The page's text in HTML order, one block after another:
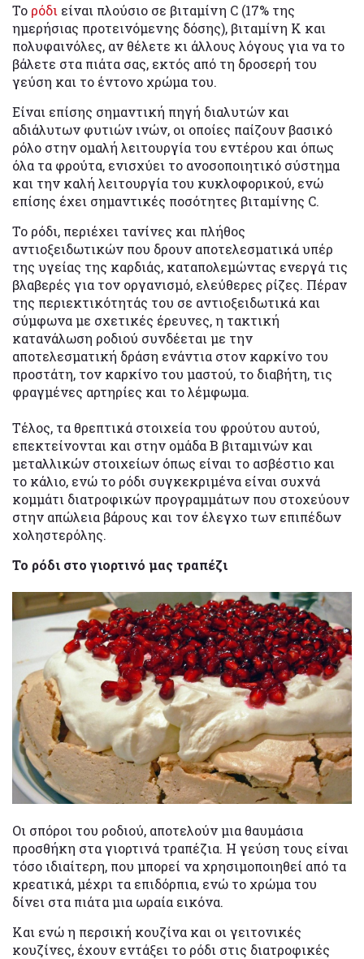
Το ρόδι είναι πλούσιο σε βιταμίνη C (17% της
ημερήσιας προτεινόμενης δόσης), βιταμίνη Κ και
πολυφαινόλες, αν θέλετε κι άλλους λόγους για να το
βάλετε στα πιάτα σας, εκτός από τη δροσερή του
γεύση και το έντονο χρώμα του.
Είναι επίσης σημαντική πηγή διαλυτών και
αδιάλυτων φυτιών ινών, οι οποίες παίζουν βασικό
ρόλο στην ομαλή λειτουργία του εντέρου και όπως
όλα τα φρούτα, ενισχύει το ανοσοποιητικό σύστημα
και την καλή λειτουργία του κυκλοφορικού, ενώ
επίσης έχει σημαντικές ποσότητες βιταμίνης C.
Το ρόδι, περιέχει τανίνες και πλήθος
αντιοξειδωτικών που δρουν αποτελεσματικά υπέρ
της υγείας της καρδιάς, καταπολεμώντας ενεργά τις
βλαβερές για τον οργανισμό, ελεύθερες ρίζες. Πέραν
της περιεκτικότητάς του σε αντιοξειδωτικά και
σύμφωνα με σχετικές έρευνες, η τακτική
κατανάλωση ροδιού συνδέεται με την
αποτελεσματική δράση ενάντια στον καρκίνο του
προστάτη, τον καρκίνο του μαστού, το διαβήτη, τις
φραγμένες αρτηρίες και το λέμφωμα.
Τέλος, τα θρεπτικά στοιχεία του φρούτου αυτού,
επεκτείνονται και στην ομάδα Β βιταμινών και
μεταλλικών στοιχείων όπως είναι το ασβέστιο και
το κάλιο, ενώ το ρόδι συγκεκριμένα είναι συχνά
κομμάτι διατροφικών προγραμμάτων που στοχεύουν
στην απώλεια βάρους και τον έλεγχο των επιπέδων
χοληστερόλης.
Το ρόδι στο γιορτινό μας τραπέζι
Οι σπόροι του ροδιού, αποτελούν μια θαυμάσια
προσθήκη στα γιορτινά τραπέζια. Η γεύση τους είναι
τόσο ιδιαίτερη, που μπορεί να χρησιμοποιηθεί από τα
κρεατικά, μέχρι τα επιδόρπια, ενώ το χρώμα του
δίνει στα πιάτα μια ωραία εικόνα.
Και ενώ η περσική κουζίνα και οι γειτονικές
κουζίνες, έχουν εντάξει το ρόδι στις διατροφικές